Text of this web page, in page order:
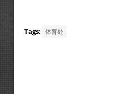
Tags: 体育处